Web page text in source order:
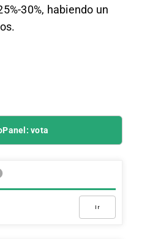
30%, habiendo un
vota
Ir